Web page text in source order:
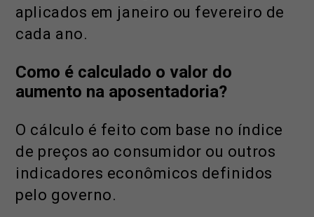
aplicados em janeiro ou fevereiro de
cada ano.
Como é calculado o valor do
aumento na aposentadoria?
O cálculo é feito com base no índice
de preços ao consumidor ou outros
indicadores econômicos definidos
pelo governo.